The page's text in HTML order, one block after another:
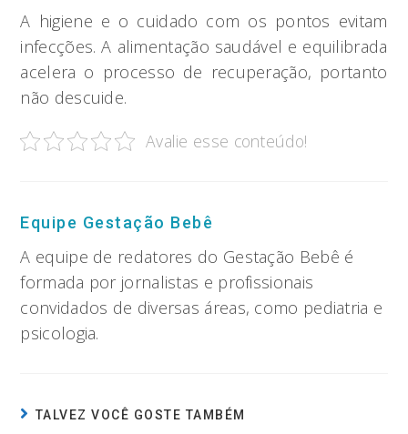
A higiene e o cuidado com os pontos evitam
infecções. A alimentação saudável e equilibrada
acelera o processo de recuperação, portanto
não descuide.
Avalie esse conteúdo!
Equipe Gestação Bebê
A equipe de redatores do Gestação Bebê é
formada por jornalistas e profissionais
convidados de diversas áreas, como pediatria e
psicologia.
TALVEZ VOCÊ GOSTE TAMBÉM